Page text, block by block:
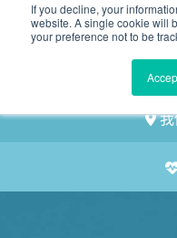
If you decline, your
website. A single cookie will
your preference not to be
我